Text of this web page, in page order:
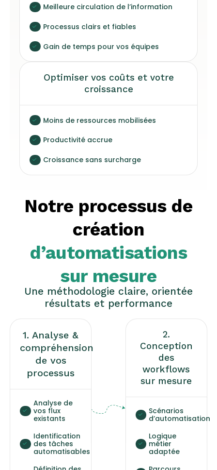
Meilleure circulation de l’information
Processus clairs et fiables
Gain de temps pour vos équipes
Optimiser vos coûts et votre
croissance
Moins de ressources mobilisées
Productivité accrue
Croissance sans surcharge
Notre processus de
création
d’automatisations
sur mesure
Une méthodologie claire, orientée
résultats et performance
1. Analyse &
compréhension
de vos
processus
Analyse de
vos flux
existants
Identification
des tâches
automatisables
2.
Conception
des
workflows
sur mesure
Scénarios
d’automatisation
Logique
métier
adaptée